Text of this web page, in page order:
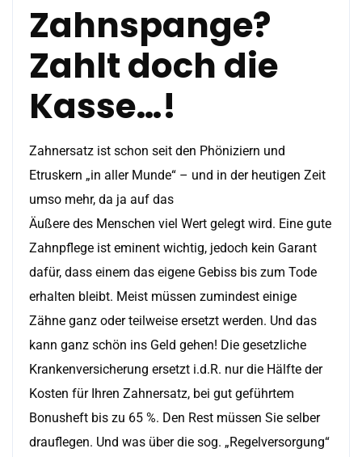
Zahnspange?
Zahlt doch die
Kasse…!
Zahnersatz ist schon seit den Phöniziern und
Etruskern „in aller Munde“ – und in der heutigen Zeit
umso mehr, da ja auf das
Äußere des Menschen viel Wert gelegt wird. Eine gute
Zahnpflege ist eminent wichtig, jedoch kein Garant
dafür, dass einem das eigene Gebiss bis zum Tode
erhalten bleibt. Meist müssen zumindest einige
Zähne ganz oder teilweise ersetzt werden. Und das
kann ganz schön ins Geld gehen! Die gesetzliche
Krankenversicherung ersetzt i.d.R. nur die Hälfte der
Kosten für Ihren Zahnersatz, bei gut geführtem
Bonusheft bis zu 65 %. Den Rest müssen Sie selber
drauflegen. Und was über die sog. „Regelversorgung“